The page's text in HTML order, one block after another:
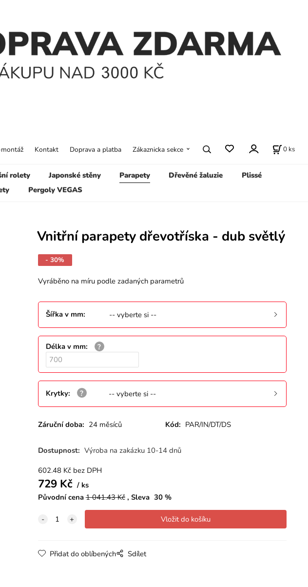
rolety Japonské stěny Parapety Dřevěné žaluzie
Plissé
Pergoly VEGAS
Kontakt Doprava a platba Zákaznicka sekce 0 ks
Vnitřní parapety dřevotříska - dub světlý
- 30%
Vyráběno na míru podle zadaných parametrů
Šířka v mm: -- vyberte si --
Délka v mm:
Krytky: -- vyberte si --
Záruční doba: 24 měsíců Kód: PAR/IN/DT/DS
Dostupnost: Výroba na zakázku 10-14 dnů
602.48Kč bez DPH
729Kč
ks
Původní cena 1 041.43Kč Sleva 30%
Přidat do oblíbených Sdílet